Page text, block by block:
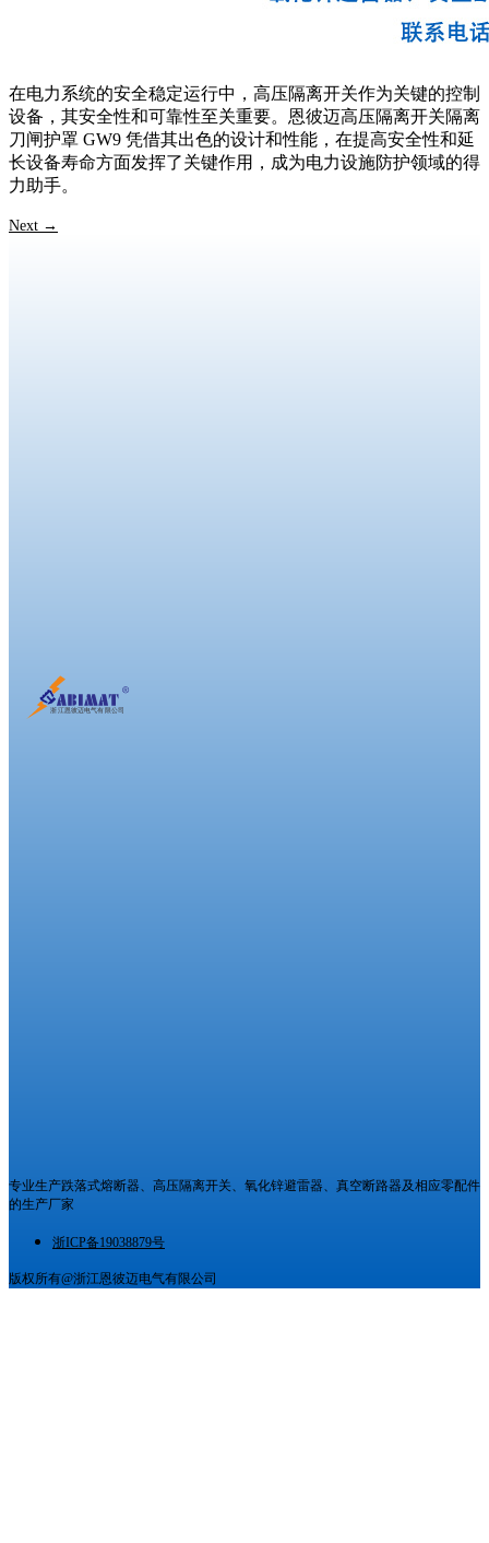
在电力系统的安全稳定运行中，高压隔离开关作为关键的控制
设备，其安全性和可靠性至关重要。恩彼迈高压隔离开关隔离
刀闸护罩 GW9 凭借其出色的设计和性能，在提高安全性和延
长设备寿命方面发挥了关键作用，成为电力设施防护领域的得
力助手。
Next →
专业生产跌落式熔断器、高压隔离开关、氧化锌避雷器、真空断路器及相应零配件
的生产厂家
浙ICP备19038879号
版权所有@浙江恩彼迈电气有限公司